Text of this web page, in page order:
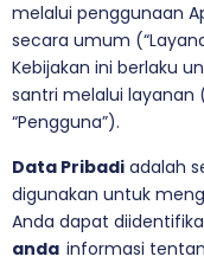
melalui penggunaan
secara umum
Kebijakan ini berlaku
santri melalui layanan
“Pengguna”).
Data Pribadi adalah
digunakan untuk
Anda dapat
anda informasi